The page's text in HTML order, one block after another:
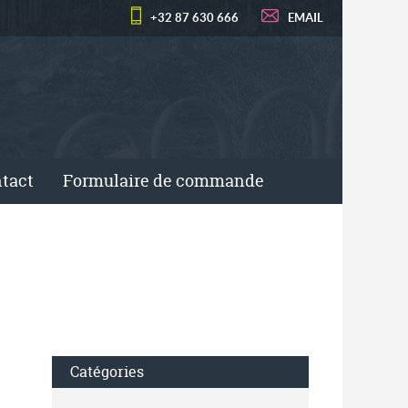
+32 87 630 666 EMAIL
Formulaire de commande
Catégories